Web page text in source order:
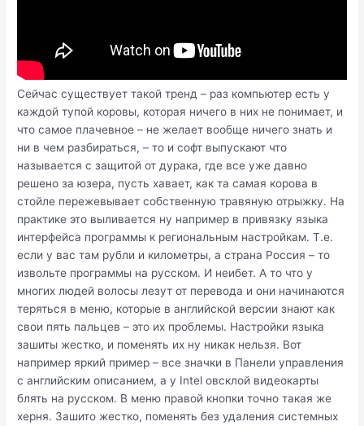
Сейчас существует такой тренд – раз компьютер есть у
каждой тупой коровы, которая ничего в них не понимает, и
что самое плачевное – не желает вообще ничего знать и
ни в чем разбираться, – то и софт выпускают что
называется с защитой от дурака, где все уже давно
решено за юзера, пусть хавает, как та самая корова в
стойле пережевывает собственную травяную отрыжку. На
практике это выливается ну например в привязку языка
интерфейса программы к региональным настройкам. Т.е.
если у вас там рубли и километры, а страна Россия – то
извольте программы на русском. И неибет. А то что у
многих людей волосы лезут от перевода и они начинаются
теряться в меню, которые в английской версии знают как
свои пять пальцев – это их проблемы. Настройки языка
зашиты жестко, и поменять их ну никак нельзя. Вот
например яркий пример – все значки в Панели управления
с английским описанием, а у Intel овсклой видеокарты
блять на русском. В меню правой кнопки точно такая же
херня. Зашито жестко, поменять без удаления системных